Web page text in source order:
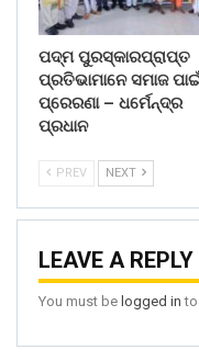
ପଦ୍ମ ପୁରସ୍କାରପ୍ରାପ୍ତ
ପ୍ରତିଭାମାନେ ସମାଜ
ପ୍ରେରଣା – ଧର୍ମେନ୍ଦ୍ର
ପ୍ରଧାନ
PREV NEXT
LEAVE A REPLY
You must be logged in to